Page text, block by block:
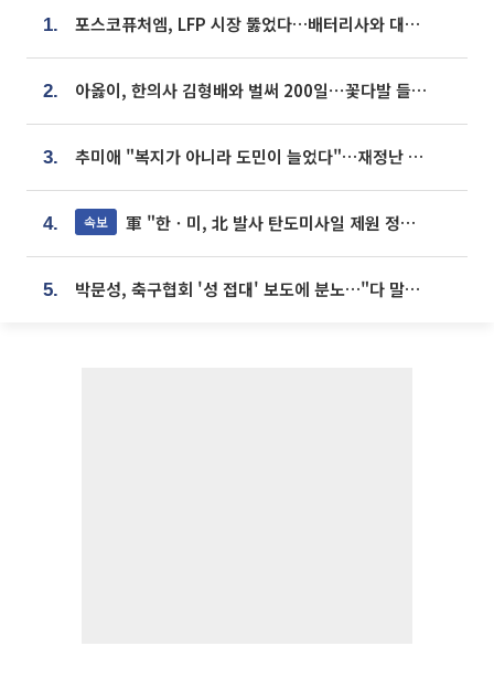
1. 포스코퓨처엠, LFP 시장 뚫었다…배터리사와 대규모 장기 공급 합의
2. 아옳이, 한의사 김형배와 벌써 200일⋯꽃다발 들고 "프러포즈 아냐"
3. 추미애 "복지가 아니라 도민이 늘었다"…재정난 책임론 정면돌파
4. 속보 軍 "한ㆍ미, 北 발사 탄도미사일 제원 정밀분석 중"
5. 박문성, 축구협회 '성 접대' 보도에 분노…"다 말아먹으려고 작정했나"